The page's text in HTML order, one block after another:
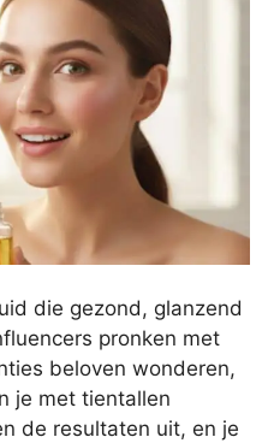
die gezond, glanzend
pronken met
beloven wonderen,
je met tientallen
de resultaten uit, en je